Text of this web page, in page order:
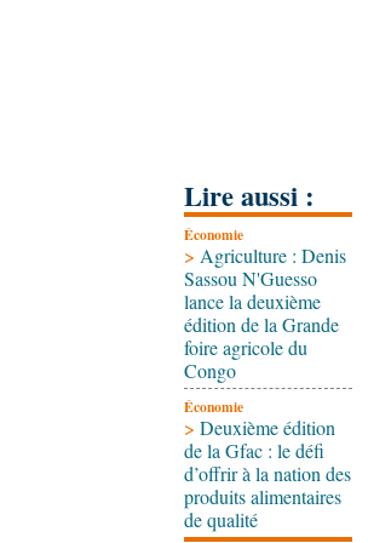
Lire aussi :
Économie
> Agriculture : Denis
Sassou N'Guesso
lance la deuxième
édition de la Grande
foire agricole du
Congo
Économie
> Deuxième édition
de la Gfac : le défi
d’offrir à la nation des
produits alimentaires
de qualité